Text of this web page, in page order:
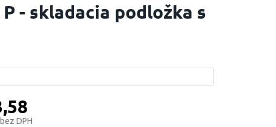
- skladacia podložka s
DPH